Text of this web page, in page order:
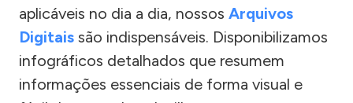
aplicáveis no dia a dia, nossos Arquivos
Digitais são indispensáveis. Disponibilizamos
infográficos detalhados que resumem
informações essenciais de forma visual e